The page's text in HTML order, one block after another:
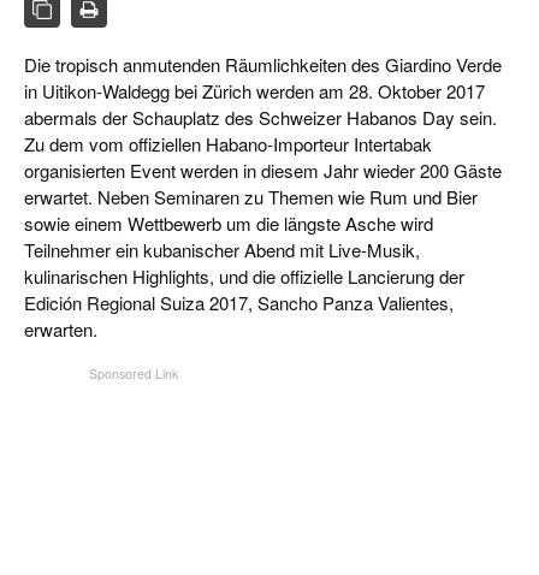
CIGAR LIFE & CULTURE
REISE & LÄNDER
PFEIFEN & SPIRITUOSEN
ZIGARRENBRANCHE
Die tropisch anmutenden Räumlichkeiten des Giardino Verde
in Uitikon-Waldegg bei Zürich werden am 28. Oktober 2017
abermals der Schauplatz des Schweizer Habanos Day sein.
Zu dem vom offiziellen Habano-Importeur Intertabak
organisierten Event werden in diesem Jahr wieder 200 Gäste
erwartet. Neben Seminaren zu Themen wie Rum und Bier
sowie einem Wettbewerb um die längste Asche wird
Teilnehmer ein kubanischer Abend mit Live-Musik,
kulinarischen Highlights, und die offizielle Lancierung der
Edición Regional Suiza 2017, Sancho Panza Valientes,
erwarten.